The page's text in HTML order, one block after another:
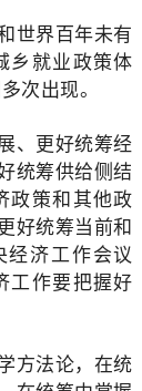
世界百年未有
乡就业政策体
次出现。
、更好统筹经
统筹供给侧结
政策和其他政
好统筹当前和
济工作会议
工作要把握好
方法论，在统